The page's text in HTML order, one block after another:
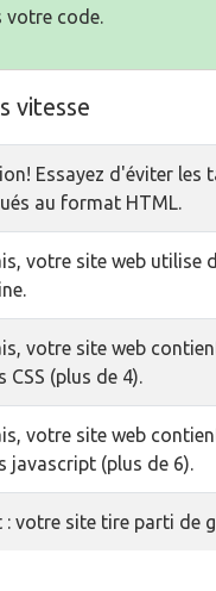
votre code.
vitesse
Essayez d'éviter les
au format HTML.
votre site web utilise
votre site web
CSS (plus de 4).
votre site web
javascript (plus de 6).
: votre site tire parti de